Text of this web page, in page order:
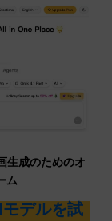
生成のためのオ
ム
デルを試